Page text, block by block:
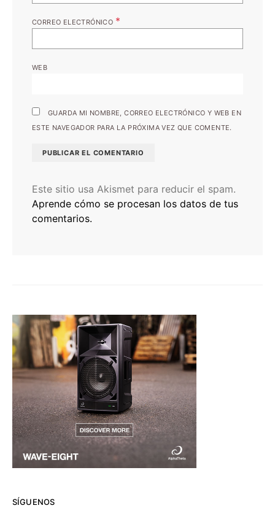
CORREO ELECTRÓNICO *
WEB
GUARDA MI NOMBRE, CORREO ELECTRÓNICO Y WEB EN
ESTE NAVEGADOR PARA LA PRÓXIMA VEZ QUE COMENTE.
Este sitio usa Akismet para reducir el spam.
Aprende cómo se procesan los datos de tus
comentarios.
SÍGUENOS